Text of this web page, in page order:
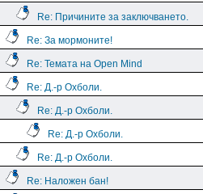
Re: Причините за заключването.
Re: За мормоните!
Re: Темата на Open Mind
Re: Д.-р Охболи.
Re: Д.-р Охболи.
Re: Д.-р Охболи.
Re: Д.-р Охболи.
Re: Наложен бан!